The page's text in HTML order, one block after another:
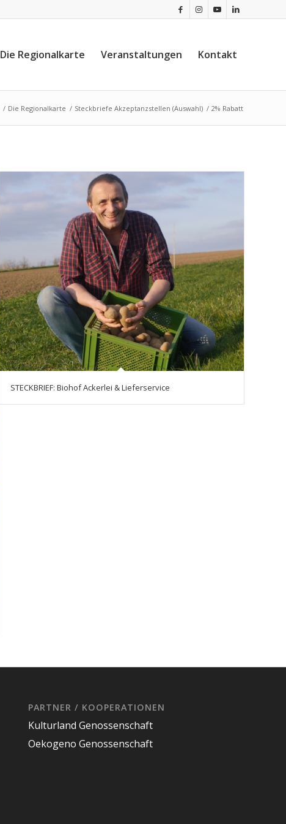
Die Regionalkarte Veranstaltungen Kontakt
/ Die Regionalkarte / Steckbriefe Akzeptanzstellen (Auswahl) / 2% Rabatt
STECKBRIEF: Biohof Ackerlei & Lieferservice
PARTNER / KOOPERATIONEN
Kulturland Genossenschaft
Oekogeno Genossenschaft